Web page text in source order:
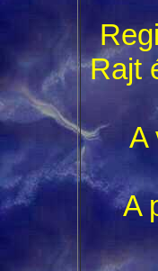
Rajt
A
A